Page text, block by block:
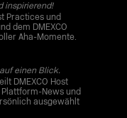
inspirierend!
Practices und
dem DMEXCO
Aha-Momente.
einen Blick.
DMEXCO Host
News und
ausgewählt